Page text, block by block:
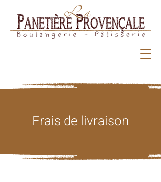
Frais de livraison